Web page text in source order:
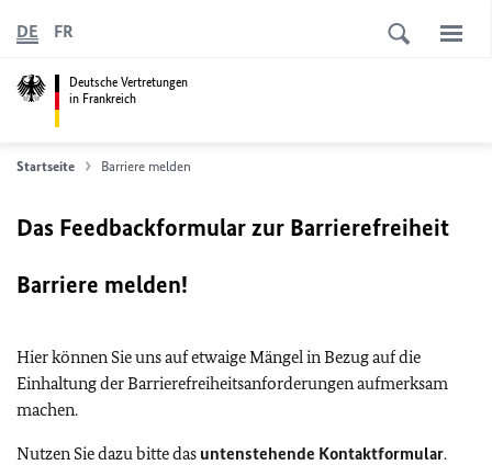
Deutsche Vertretungen
in Frankreich
DE FR
Startseite Barriere melden
Das Feedbackformular zur Barrierefreiheit
Barriere melden!
Hier können Sie uns auf etwaige Mängel in Bezug auf die
Einhaltung der Barrierefreiheitsanforderungen aufmerksam
machen.
Nutzen Sie dazu bitte das untenstehende Kontaktformular.